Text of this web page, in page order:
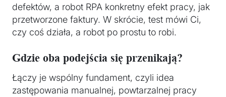
defektów, a robot RPA konkretny efekt pracy, jak
przetworzone faktury. W skrócie, test mówi Ci,
czy coś działa, a robot po prostu to robi.
Gdzie oba podejścia się przenikają?
Łączy je wspólny fundament, czyli idea
zastępowania manualnej, powtarzalnej pracy